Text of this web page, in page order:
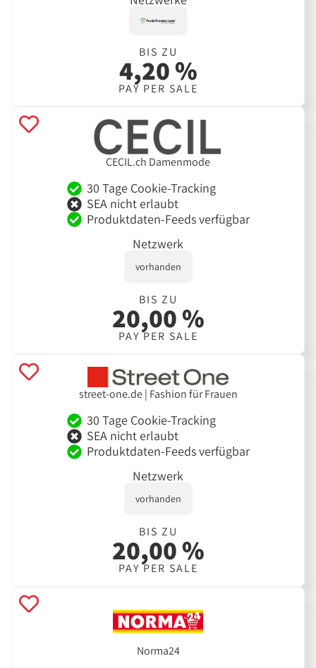
BIS ZU
4,20 %
PAY PER SALE
CECIL.ch Damenmode
30 Tage Cookie-Tracking
SEA nicht erlaubt
Produktdaten-Feeds verfügbar
Netzwerk
vorhanden
BIS ZU
20,00 %
PAY PER SALE
street-one.de | Fashion für Frauen
30 Tage Cookie-Tracking
SEA nicht erlaubt
Produktdaten-Feeds verfügbar
Netzwerk
vorhanden
BIS ZU
20,00 %
PAY PER SALE
Norma24